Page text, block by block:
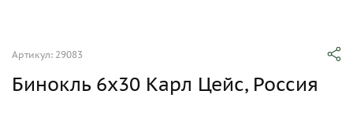
Артикул: 29083
Бинокль 6х30 Карл Цейс, Россия